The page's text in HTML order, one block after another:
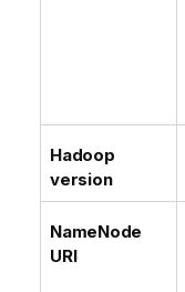
Hadoop
version
NameNode
URI